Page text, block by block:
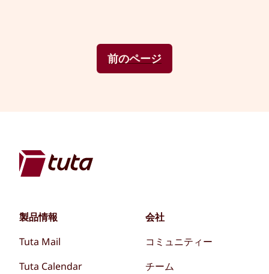
前のページ
製品情報
Tuta Mail
Tuta Calendar
会社
コミュニティー
チーム